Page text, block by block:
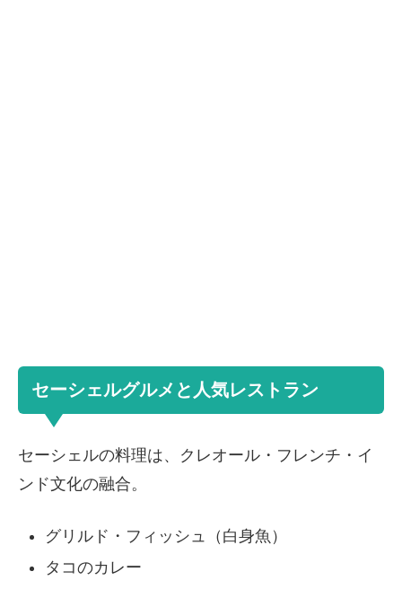
セーシェルグルメと人気レストラン
セーシェルの料理は、クレオール・フレンチ・イ
ンド文化の融合。
グリルド・フィッシュ（白身魚）
タコのカレー